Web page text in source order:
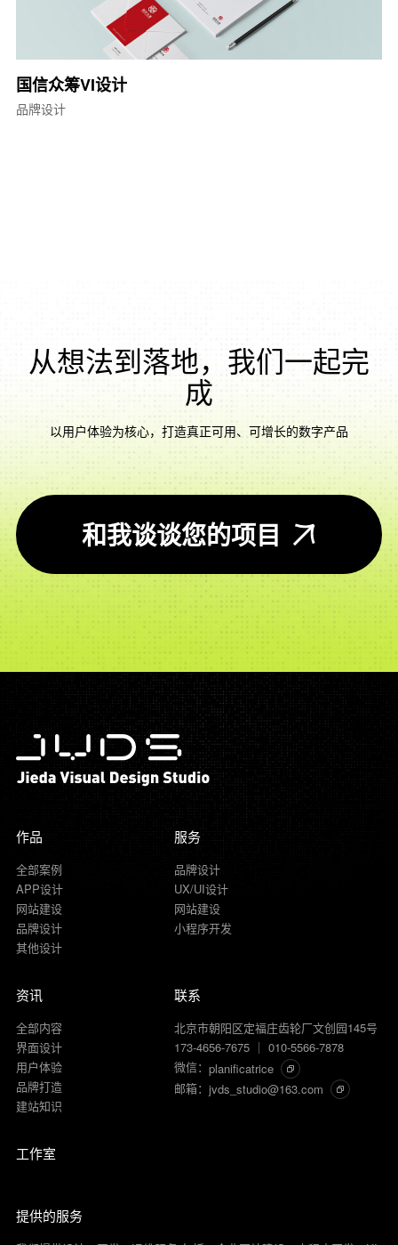
国信众筹VI设计
品牌设计
从想法到落地，我们一起完
成
以用户体验为核心，打造真正可用、可增长的数字产品
和我谈谈您的项目
作品
全部案例
APP设计
网站建设
品牌设计
其他设计
服务
品牌设计
UX/UI设计
网站建设
小程序开发
资讯
全部内容
界面设计
用户体验
品牌打造
建站知识
联系
北京市朝阳区定福庄齿轮厂文创园145号
173-4656-7675 ｜ 010-5566-7878
微信： planificatrice
邮箱： jvds_studio@163.com
工作室
提供的服务